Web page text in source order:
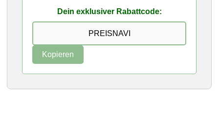
Dein exklusiver Rabattcode:
Kopieren